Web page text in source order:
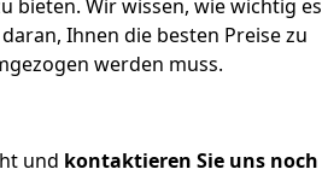
bieten. Wir wissen, wie wichtig es
Ihnen die besten Preise zu
werden muss.
und kontaktieren Sie uns noch